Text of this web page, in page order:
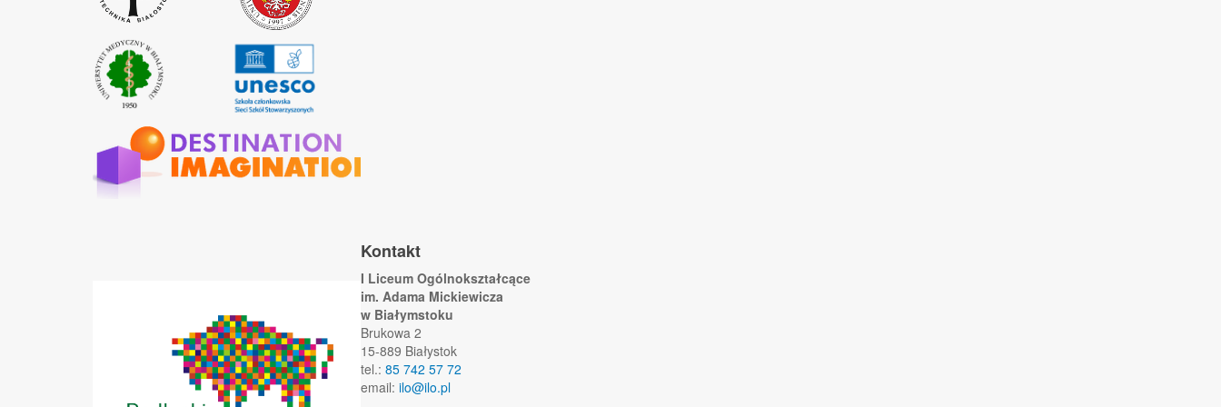
Kontakt
I Liceum Ogólnokształcące
im. Adama Mickiewicza
w Białymstoku
Brukowa 2
15-889 Białystok
tel.: 85 742 57 72
email: ilo@ilo.pl